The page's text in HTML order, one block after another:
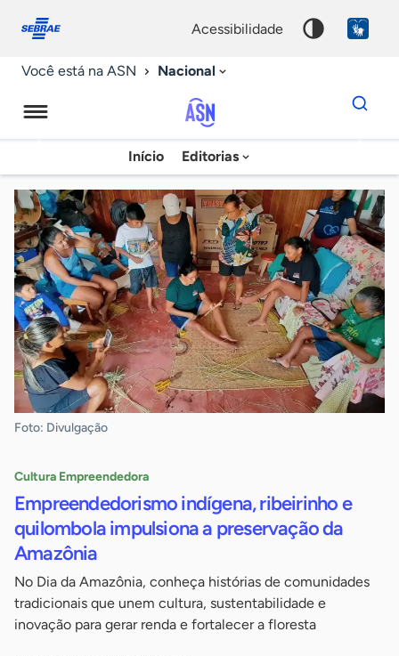
conosco
acessibilidade
Você está na ASN Nacional
Agência
Sebrae
de
Notícias
Início Editorias
Dados
para
chave
Foto: Divulgação
Cultura Empreendedora
Empreendedorismo indígena, ribeirinho e
quilombola impulsiona a preservação da
Amazônia
No Dia da Amazônia, conheça histórias de comunidades
tradicionais que unem cultura, sustentabilidade e
inovação para gerar renda e fortalecer a floresta